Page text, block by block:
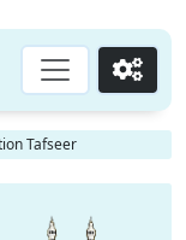
Go
Tafseer